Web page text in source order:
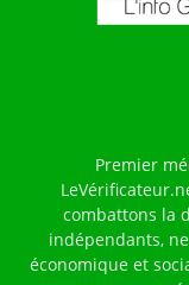
Premier
combattons la
indépendants,
économique et